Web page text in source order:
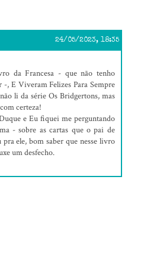
24/05/2023, 18:35
da Francesa - que não tenho
-, E Viveram Felizes Para Sempre
li da série Os Bridgertons, mas
certeza!
e Eu fiquei me perguntando
- sobre as cartas que o pai de
ele, bom saber que nesse livro
um desfecho.